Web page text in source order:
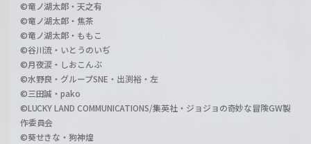
©竜ノ湖太郎・天之有
©竜ノ湖太郎・焦茶
©竜ノ湖太郎・ももこ
©谷川流・いとうのいぢ
©月夜涙・しおこんぶ
©水野良・グループSNE・出渕裕・左
©三田誠・pako
©LUCKY LAND COMMUNICATIONS/集英社・ジョジョの奇妙な冒険GW製
作委員会
©葵せきな・狗神煌